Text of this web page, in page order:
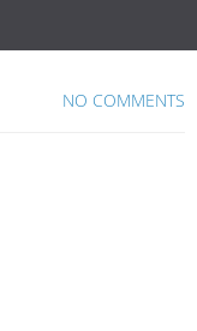
NO COMMENTS